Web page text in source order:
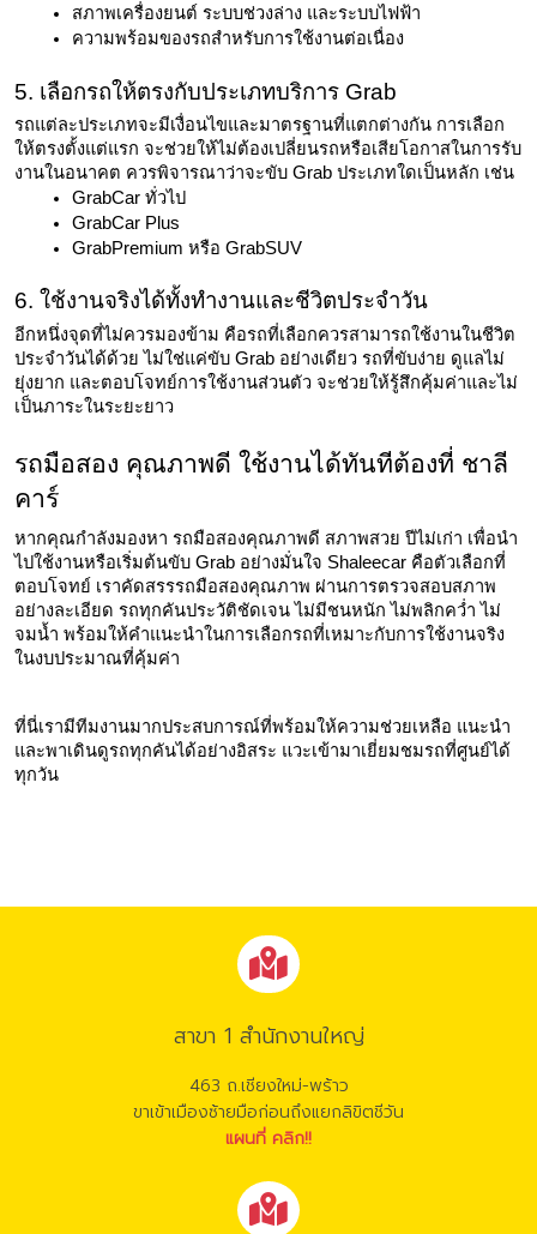
สภาพเครื่องยนต์ ระบบช่วงล่าง และระบบไฟฟ้า
ความพร้อมของรถสำหรับการใช้งานต่อเนื่อง
5. เลือกรถให้ตรงกับประเภทบริการ Grab
รถแต่ละประเภทจะมีเงื่อนไขและมาตรฐานที่แตกต่างกัน การเลือก
ให้ตรงตั้งแต่แรก จะช่วยให้ไม่ต้องเปลี่ยนรถหรือเสียโอกาสในการรับ
งานในอนาคต ควรพิจารณาว่าจะขับ Grab ประเภทใดเป็นหลัก เช่น
GrabCar ทั่วไป
GrabCar Plus
GrabPremium หรือ GrabSUV
6. ใช้งานจริงได้ทั้งทำงานและชีวิตประจำวัน
อีกหนึ่งจุดที่ไม่ควรมองข้าม คือรถที่เลือกควรสามารถใช้งานในชีวิต
ประจำวันได้ด้วย ไม่ใช่แค่ขับ Grab อย่างเดียว รถที่ขับง่าย ดูแลไม่
ยุ่งยาก และตอบโจทย์การใช้งานส่วนตัว จะช่วยให้รู้สึกคุ้มค่าและไม่
เป็นภาระในระยะยาว
รถมือสอง คุณภาพดี ใช้งานได้ทันทีต้องที่ ชาลี
คาร์
หากคุณกำลังมองหา รถมือสองคุณภาพดี สภาพสวย ปีไม่เก่า เพื่อนำ
ไปใช้งานหรือเริ่มต้นขับ Grab อย่างมั่นใจ Shaleecar คือตัวเลือกที่
ตอบโจทย์ เราคัดสรรรถมือสองคุณภาพ ผ่านการตรวจสอบสภาพ
อย่างละเอียด รถทุกคันประวัติชัดเจน ไม่มีชนหนัก ไม่พลิกคว่ำ ไม่
จมน้ำ พร้อมให้คำแนะนำในการเลือกรถที่เหมาะกับการใช้งานจริง
ในงบประมาณที่คุ้มค่า
ที่นี่เรามีทีมงานมากประสบการณ์ที่พร้อมให้ความช่วยเหลือ แนะนำ
และพาเดินดูรถทุกคันได้อย่างอิสระ แวะเข้ามาเยี่ยมชมรถที่ศูนย์ได้
ทุกวัน
สาขา 1 สำนักงานใหญ่
463 ถ.เชียงใหม่-พร้าว
ขาเข้าเมืองซ้ายมือก่อนถึงแยกลิขิตชีวัน
แผนที่ คลิก!!